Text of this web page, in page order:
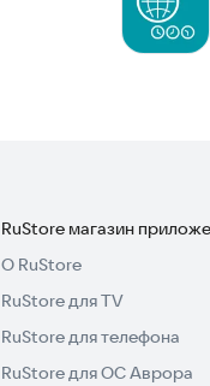
RuStore магазин
О RuStore
RuStore для TV
RuStore для телефона
RuStore для ОС Аврора